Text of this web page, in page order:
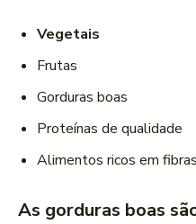
Vegetais
Frutas
Gorduras boas
Proteínas de qualidade
Alimentos ricos em fibras
As gorduras boas